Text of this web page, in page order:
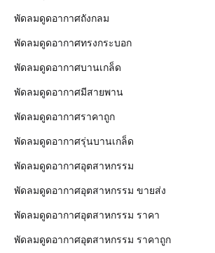
พัดลมดูดอากาศถังกลม
พัดลมดูดอากาศทรงกระบอก
พัดลมดูดอากาศบานเกล็ด
พัดลมดูดอากาศมีสายพาน
พัดลมดูดอากาศราคาถูก
พัดลมดูดอากาศรุ่นบานเกล็ด
พัดลมดูดอากาศอุตสาหกรรม
พัดลมดูดอากาศอุตสาหกรรม ขายส่ง
พัดลมดูดอากาศอุตสาหกรรม ราคา
พัดลมดูดอากาศอุตสาหกรรม ราคาถูก